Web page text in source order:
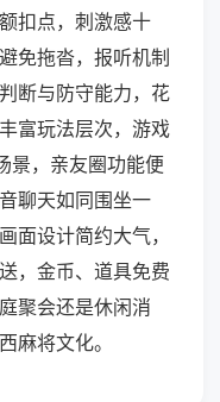
扣点，刺激感十
免拖沓，报听机制
断与防守能力，花
富玩法层次，游戏
景，亲友圈功能便
聊天如同围坐一
面设计简约大气，
，金币、道具免费
聚会还是休闲消
麻将文化。